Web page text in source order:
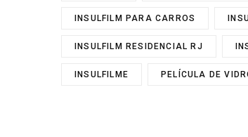
INSULFILM PARA CARROS
INSULFILM RESIDENCIAL RJ
INSULFILME PELÍCULA DE